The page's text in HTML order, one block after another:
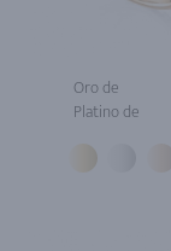
Oro de
Platino de